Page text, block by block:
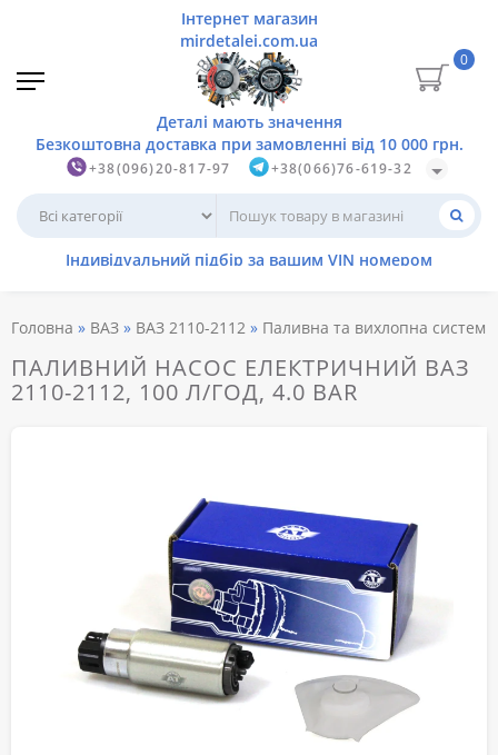
+38(096)20-817-97 +38(066)76-619-32
0
Головна ВАЗ ВАЗ 2110-2112 Паливна та вихлопна системи
ПАЛИВНИЙ НАСОС ЕЛЕКТРИЧНИЙ ВАЗ
2110-2112, 100 Л/ГОД, 4.0 BAR